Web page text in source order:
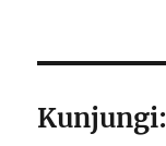
Kunjungi: